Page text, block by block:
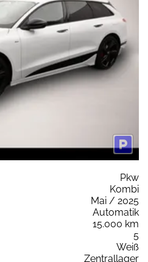
Pkw
Kombi
Mai / 2025
Automatik
15.000 km
5
Weiß
Zentrallager